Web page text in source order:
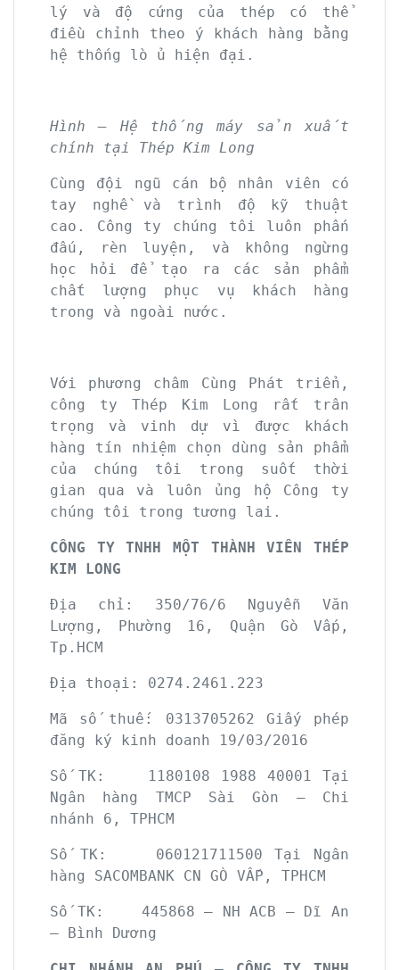
lý và độ cứng của thép có thể
điều chỉnh theo ý khách hàng bằng
hệ thống lò ủ hiện đại.
Hình – Hệ thống máy sản xuất
chính tại Thép Kim Long
Cùng đội ngũ cán bộ nhân viên có
tay nghề và trình độ kỹ thuật
cao. Công ty chúng tôi luôn phấn
đấu, rèn luyện, và không ngừng
học hỏi để tạo ra các sản phẩm
chất lượng phục vụ khách hàng
trong và ngoài nước.
Với phương châm Cùng Phát triển,
công ty Thép Kim Long rất trân
trọng và vinh dự vì được khách
hàng tín nhiệm chọn dùng sản phẩm
của chúng tôi trong suốt thời
gian qua và luôn ủng hộ Công ty
chúng tôi trong tương lai.
CÔNG TY TNHH MỘT THÀNH VIÊN THÉP
KIM LONG
Địa chỉ: 350/76/6 Nguyễn Văn
Lượng, Phường 16, Quận Gò Vấp,
Tp.HCM
Địa thoại: 0274.2461.223
Mã số thuế: 0313705262 Giấy phép
đăng ký kinh doanh 19/03/2016
Số TK: 1180108 1988 40001 Tại
Ngân hàng TMCP Sài Gòn – Chi
nhánh 6, TPHCM
Số TK: 060121711500 Tại Ngân
hàng SACOMBANK CN GÒ VẤP, TPHCM
Số TK: 445868 – NH ACB – Dĩ An
– Bình Dương